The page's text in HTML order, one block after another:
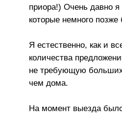
приора!) Очень давно
которые немного
Я естественно, как и
количества
не требующую больших
чем дома.
На момент выезда